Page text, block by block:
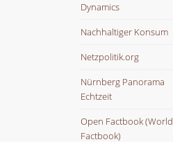
Dynamics
Nachhaltiger Konsum
Netzpolitik.org
Nürnberg Panorama
Echtzeit
Open Factbook (World
Factbook)